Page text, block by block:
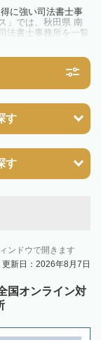
に強い司法書士事
」では、秋田県 南
法書士事務所を一覧
抱えている方は一度
す
す
ンドウで開きます
更新日：2026年8月7日
国オンライン対